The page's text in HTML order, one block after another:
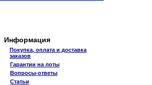
Информация
Покупка, оплата и доставка
заказов
Гарантии на лоты
Вопросы-ответы
Статьи